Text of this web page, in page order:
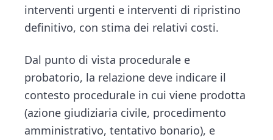
interventi urgenti e interventi di ripristino
definitivo, con stima dei relativi costi.
Dal punto di vista procedurale e
probatorio, la relazione deve indicare il
contesto procedurale in cui viene prodotta
(azione giudiziaria civile, procedimento
amministrativo, tentativo bonario), e